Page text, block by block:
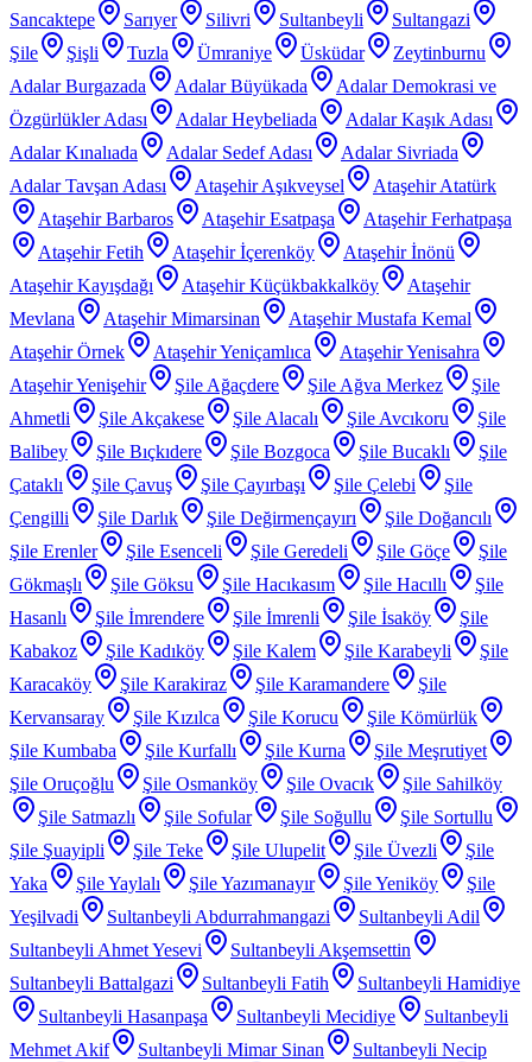
Sancaktepe
Sarıyer Silivri Sultanbeyli
Sultangazi
Şile
Şişli Tuzla Ümraniye Üsküdar
Zeytinburnu
Adalar Burgazada
Adalar Büyükada
Adalar Demokrasi ve
Özgürlükler Adası
Adalar Heybeliada
Adalar Kaşık Adası
Adalar Kınalıada
Adalar Sedef Adası
Adalar Sivriada
Adalar Tavşan Adası
Ataşehir Aşıkveysel
Ataşehir Atatürk
Ataşehir Barbaros
Ataşehir Esatpaşa
Ataşehir Ferhatpaşa
Ataşehir Fetih
Ataşehir İçerenköy
Ataşehir İnönü
Ataşehir Kayışdağı
Ataşehir Küçükbakkalköy
Ataşehir
Mevlana
Ataşehir Mimarsinan
Ataşehir Mustafa Kemal
Ataşehir Örnek
Ataşehir Yeniçamlıca
Ataşehir Yenisahra
Ataşehir Yenişehir
Şile Ağaçdere Şile Ağva Merkez
Şile
Ahmetli
Şile Akçakese Şile Alacalı Şile Avcıkoru
Şile
Balibey
Şile Bıçkıdere Şile Bozgoca Şile Bucaklı
Şile
Çataklı
Şile Çavuş Şile Çayırbaşı Şile Çelebi
Şile
Çengilli
Şile Darlık Şile Değirmençayırı
Şile Doğancılı
Şile Erenler
Şile Esenceli Şile Geredeli Şile Göçe
Şile
Gökmaşlı
Şile Göksu Şile Hacıkasım Şile Hacıllı
Şile
Hasanlı
Şile İmrendere Şile İmrenli Şile İsaköy
Şile
Kabakoz
Şile Kadıköy Şile Kalem Şile Karabeyli
Şile
Karacaköy
Şile Karakiraz Şile Karamandere
Şile
Kervansaray
Şile Kızılca Şile Korucu
Şile Kömürlük
Şile Kumbaba
Şile Kurfallı Şile Kurna
Şile Meşrutiyet
Şile Oruçoğlu
Şile Osmanköy Şile Ovacık
Şile Sahilköy
Şile Satmazlı
Şile Sofular Şile Soğullu
Şile Sortullu
Şile Şuayipli
Şile Teke Şile Ulupelit Şile Üvezli
Şile
Yaka
Şile Yaylalı Şile Yazımanayır Şile Yeniköy
Şile
Yeşilvadi
Sultanbeyli Abdurrahmangazi
Sultanbeyli Adil
Sultanbeyli Ahmet Yesevi
Sultanbeyli Akşemsettin
Sultanbeyli Battalgazi
Sultanbeyli Fatih
Sultanbeyli Hamidiye
Sultanbeyli Hasanpaşa
Sultanbeyli Mecidiye
Sultanbeyli
Mehmet Akif
Sultanbeyli Mimar Sinan
Sultanbeyli Necip